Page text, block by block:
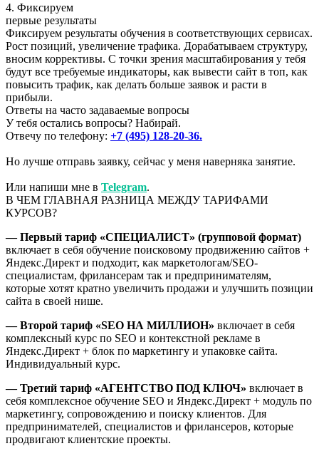
4. Фиксируем
первые результаты
Фиксируем результаты обучения в соответствующих сервисах.
Рост позиций, увеличение трафика. Дорабатываем структуру,
вносим коррективы. С точки зрения масштабирования у тебя
будут все требуемые индикаторы, как вывести сайт в топ, как
повысить трафик, как делать больше заявок и расти в
прибыли.
Ответы на часто задаваемые вопросы
У тебя остались вопросы? Набирай.
Отвечу по телефону: +7 (495) 128-20-36.
Но лучше отправь заявку, сейчас у меня наверняка занятие.
Или напиши мне в Telegram.
В ЧЕМ ГЛАВНАЯ РАЗНИЦА МЕЖДУ ТАРИФАМИ
КУРСОВ?
— Первый тариф «СПЕЦИАЛИСТ» (групповой формат)
включает в себя обучение поисковому продвижению сайтов +
Яндекс.Директ и подходит, как маркетологам/SEO-
специалистам, фрилансерам так и предпринимателям,
которые хотят кратно увеличить продажи и улучшить позиции
сайта в своей нише.
— Второй тариф «SEO НА МИЛЛИОН» включает в себя
комплексный курс по SEO и контекстной рекламе в
Яндекс.Директ + блок по маркетингу и упаковке сайта.
Индивидуальный курс.
— Третий тариф «АГЕНТСТВО ПОД КЛЮЧ» включает в
себя комплексное обучение SEO и Яндекс.Директ + модуль по
маркетингу, сопровождению и поиску клиентов. Для
предпринимателей, специалистов и фрилансеров, которые
продвигают клиентские проекты.